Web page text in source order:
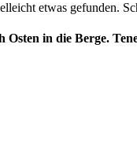
etwas gefunden.
in die Berge.